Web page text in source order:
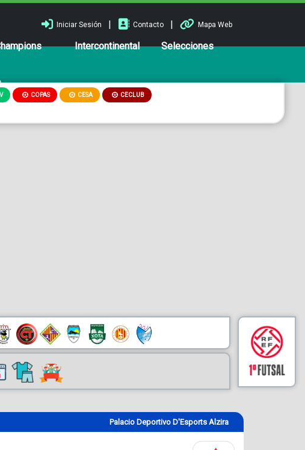
Iniciar Sesión | Contacto | Mapa Web
Intercontinental Selecciones
COPAS CESA CECLUB
Palacio Deportivo D'Esports Alzira